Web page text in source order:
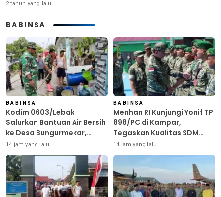
2 tahun yang lalu
BABINSA
BABINSA
Kodim 0603/Lebak
Salurkan Bantuan Air Bersih
ke Desa Bungurmekar,
Ringankan Beban Warga
Terdampak Kemarau
14 jam yang lalu
BABINSA
Menhan RI Kunjungi Yonif TP
898/PC di Kampar,
Tegaskan Kualitas SDM
Kunci Kekuatan TNI
14 jam yang lalu